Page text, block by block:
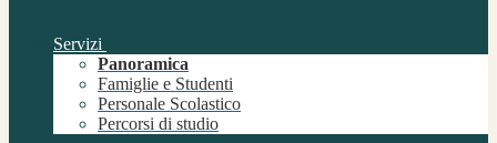
Servizi
Panoramica
Famiglie e Studenti
Personale Scolastico
Percorsi di studio